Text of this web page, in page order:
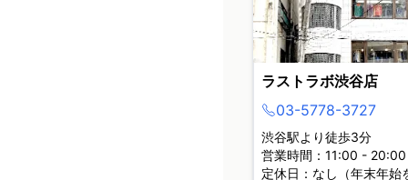
ラストラボ渋谷店
03-5778-3727
渋谷駅より徒歩3分
営業時間：11:00 - 20:00
定休日：なし（年末年始